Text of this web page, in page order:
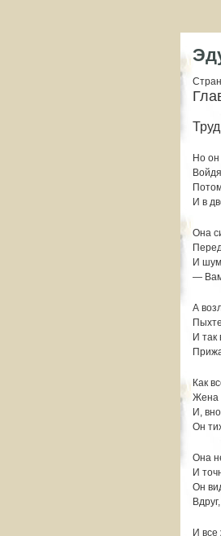
Но
И в
Она
И
— Вам
А
И так
Как
Жена
И,
Он
Она
И
Он
И все